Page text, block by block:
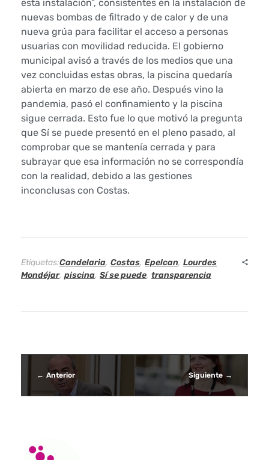
l
a
r
i
a
a
r
e
l
r
o
C
esta instalación”, consistentes en la instalación de
nuevas bombas de filtrado y de calor y de una
nueva grúa para facilitar el acceso a personas
usuarias con movilidad reducida. El gobierno
municipal avisó a través de los medios que una
vez concluidas estas obras, la piscina quedaría
abierta en marzo de ese año. Después vino la
pandemia, pasó el confinamiento y la piscina
sigue cerrada. Esto fue lo que motivó la pregunta
que Sí se puede presentó en el pleno pasado, al
comprobar que se mantenía cerrada y para
subrayar que esa información no se correspondía
con la realidad, debido a las gestiones
inconclusas con Costas.
Etiquetas:Candelaria, Costas, Epelcan, Lourdes
Mondéjar, piscina, Sí se puede, transparencia
Anterior Siguiente